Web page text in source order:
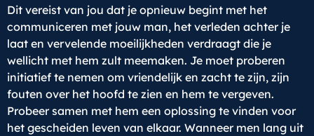
Dit vereist van jou dat je opnieuw begint met het
communiceren met jouw man, het verleden achter je
laat en vervelende moeilijkheden verdraagt die je
wellicht met hem zult meemaken. Je moet proberen
initiatief te nemen om vriendelijk en zacht te zijn, zijn
fouten over het hoofd te zien en hem te vergeven.
Probeer samen met hem een oplossing te vinden voor
het gescheiden leven van elkaar. Wanneer men lang uit